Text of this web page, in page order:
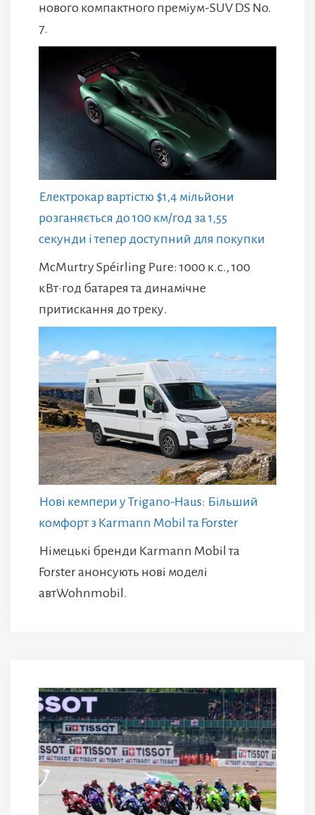
нового компактного преміум-SUV DS No.
7.
Електрокар вартістю $1,4 мільйони
розганяється до 100 км/год за 1,55
секунди і тепер доступний для покупки
McMurtry Spéirling Pure: 1000 к.с., 100
кВт·год батарея та динамічне
притискання до треку.
Нові кемпери у Trigano-Haus: Більший
комфорт з Karmann Mobil та Forster
Німецькі бренди Karmann Mobil та
Forster анонсують нові моделі
автWohnmobil.